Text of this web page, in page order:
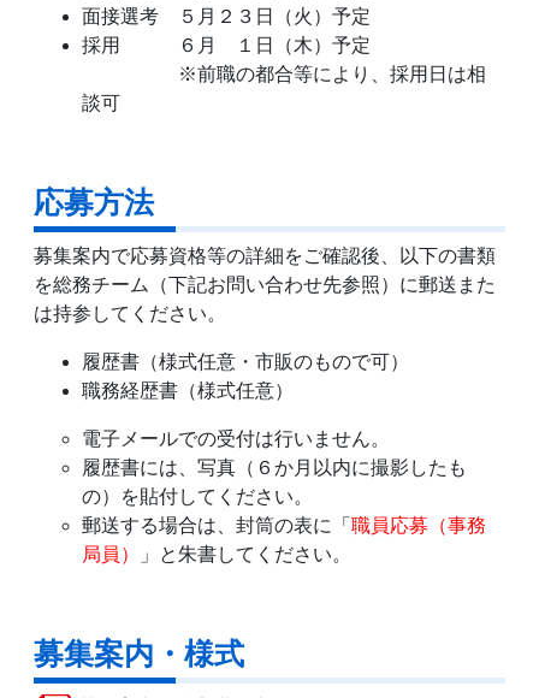
面接選考 ５月２３日（火）予定
採用 ６月 １日（木）予定
※前職の都合等により、採用日は相
談可
応募方法
募集案内で応募資格等の詳細をご確認後、以下の書類
を総務チーム（下記お問い合わせ先参照）に郵送また
は持参してください。
履歴書（様式任意・市販のもので可）
職務経歴書（様式任意）
電子メールでの受付は行いません。
履歴書には、写真（６か月以内に撮影したも
の）を貼付してください。
郵送する場合は、封筒の表に「職員応募（事務
局員）
」と朱書してください。
募集案内・様式